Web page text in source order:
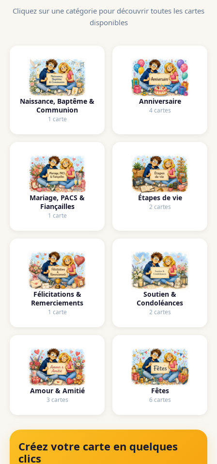
Cliquez sur une catégorie pour découvrir toutes les cartes
disponibles
Naissance, Baptême &
Communion
1 carte
Anniversaire
4 cartes
Mariage, PACS &
Fiançailles
1 carte
Étapes de vie
2 cartes
Félicitations &
Remerciements
1 carte
Soutien &
Condoléances
2 cartes
Amour & Amitié
3 cartes
Fêtes
6 cartes
Créez votre carte en quelques
clics